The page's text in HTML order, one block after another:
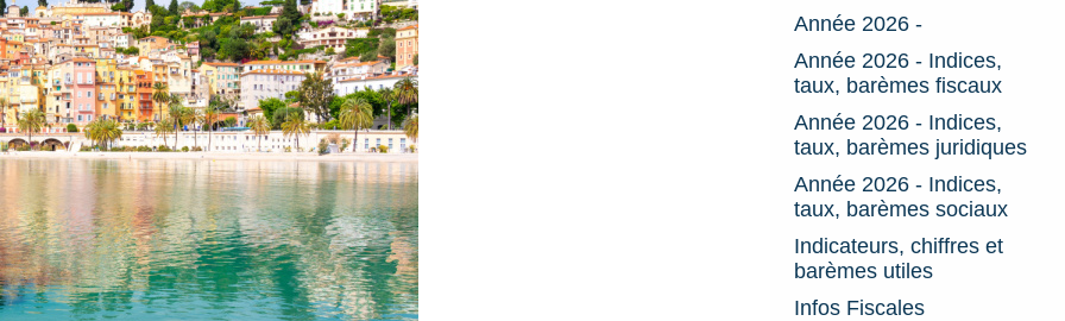
Année 2026 -
Année 2026 - Indices,
taux, barèmes fiscaux
Année 2026 - Indices,
taux, barèmes juridiques
Année 2026 - Indices,
taux, barèmes sociaux
Indicateurs, chiffres et
barèmes utiles
Infos Fiscales